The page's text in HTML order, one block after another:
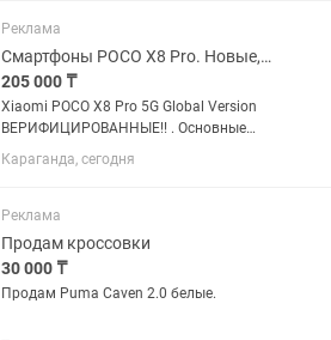
только примерялись. Продаю, потому...
Реклама
Смартфоны POCO X8 Pro. Новые, оригинал. Гарантия 1 год. Караганда
205 000 ₸
Xiaomi POCO X8 Pro 5G Global Version
ВЕРИФИЦИРОВАННЫЕ!! . Основные
характеристики: - Экран: 6,59" AMOLED-
дисплей 1,5K, 120 Гц, сверхяркий -
Восьмиядерный CPU, до...
Караганда, сегодня
Реклама
Продам кроссовки
30 000 ₸
Продам Puma Caven 2.0 белые.